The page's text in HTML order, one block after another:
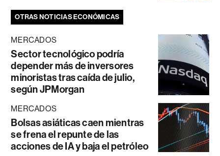
OTRAS NOTICIAS ECONÓMICAS
MERCADOS
Sector tecnológico podría
depender más de inversores
minoristas tras caída de julio,
según JPMorgan
MERCADOS
Bolsas asiáticas caen mientras
se frena el repunte de las
acciones de IA y baja el petróleo